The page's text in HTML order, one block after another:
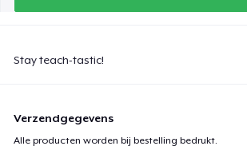
Stay teach-tastic!
Verzendgegevens
Alle producten worden bij bestelling bedrukt.